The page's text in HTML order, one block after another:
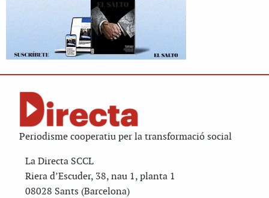
Periodisme cooperatiu per la transformació social
La Directa SCCL
Riera d’Escuder, 38, nau 1, planta 1
08028 Sants (Barcelona)